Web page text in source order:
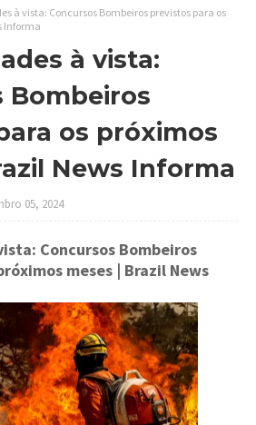
à vista: Concursos Bombeiros previstos para os
Informa
à vista:
Bombeiros
os próximos
News Informa
05, 2024
Concursos Bombeiros
meses | Brazil News